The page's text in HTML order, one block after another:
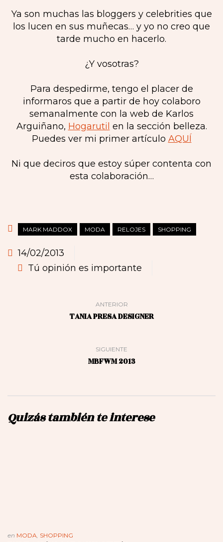
Ya son muchas las bloggers y celebrities que
los lucen en sus muñecas… y yo no creo que
tarde mucho en hacerlo.
¿Y vosotras?
Para despedirme, tengo el placer de
informaros que a partir de hoy colaboro
semanalmente con la web de Karlos
Arguiñano, Hogarutil en la sección belleza.
Puedes ver mi primer artículo AQUÍ
Ni que deciros que estoy súper contenta con
esta colaboración…
MARK MADDOX MODA RELOJES SHOPPING
14/02/2013
Tú opinión es importante
ANTERIOR
TANIA PRESA DESIGNER
SIGUIENTE
MBFWM 2013
Quizás también te interese
en MODA, SHOPPING